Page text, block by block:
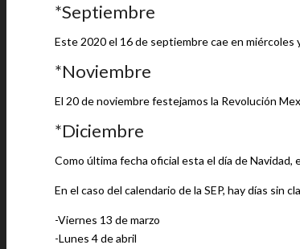
*Septiembre
Este 2020 el 16 de septiembre cae en miércoles
*Noviembre
El 20 de noviembre festejamos la Revolución
*Diciembre
Como última fecha oficial esta el día de
En el caso del calendario de la SEP, hay días sin
-Viernes 13 de marzo
-Lunes 4 de abril